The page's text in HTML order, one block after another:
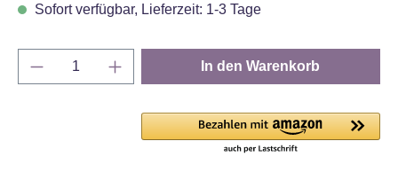
Sofort verfügbar, Lieferzeit: 1-3 Tage
Produkt Anzahl: Gib den gewünschten
In den Warenkorb